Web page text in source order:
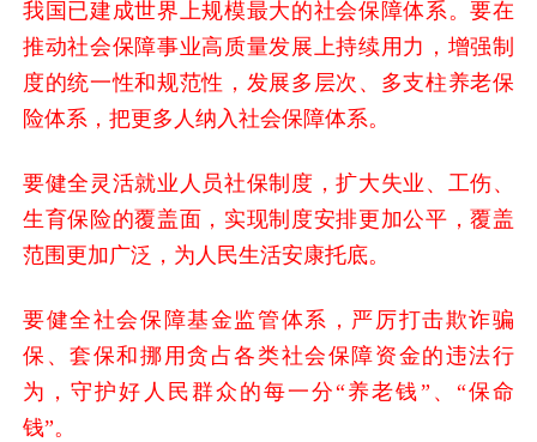
我国已建成世界上规模最大的社会保障体系。要在
推动社会保障事业高质量发展上持续用力，增强制
度的统一性和规范性，发展多层次、多支柱养老保
险体系，把更多人纳入社会保障体系。
要健全灵活就业人员社保制度，扩大失业、工伤、
生育保险的覆盖面，实现制度安排更加公平，覆盖
范围更加广泛，为人民生活安康托底。
要健全社会保障基金监管体系，严厉打击欺诈骗
保、套保和挪用贪占各类社会保障资金的违法行
为，守护好人民群众的每一分“养老钱”、“保命
钱”。